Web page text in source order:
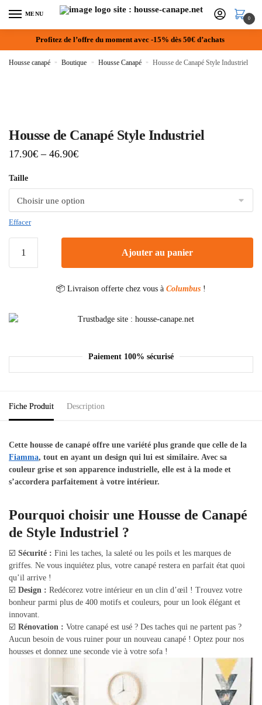
MENU
0
Profitez de l’offre du moment avec -15% dès 50€ d’achats
Housse canapé » Boutique » Housse Canapé » Housse de Canapé Style Industriel
Housse de Canapé Style Industriel
17.90€ – 46.90€
Taille
Effacer
Ajouter au panier
📦 Livraison offerte chez vous à Columbus !
Paiement 100% sécurisé
Fiche Produit Description
Cette housse de canapé offre une variété plus grande que celle de la
Fiamma, tout en ayant un design qui lui est similaire. Avec sa
couleur grise et son apparence industrielle, elle est à la mode et
s’accordera parfaitement à votre intérieur.
Pourquoi choisir une Housse de Canapé
de Style Industriel ?
☑️ Sécurité : Fini les taches, la saleté ou les poils et les marques de
griffes. Ne vous inquiétez plus, votre canapé restera en parfait état quoi
qu’il arrive !
☑️ Design : Redécorez votre intérieur en un clin d’œil ! Trouvez votre
bonheur parmi plus de 400 motifs et couleurs, pour un look élégant et
innovant.
☑️ Rénovation : Votre canapé est usé ? Des taches qui ne partent pas ?
Aucun besoin de vous ruiner pour un nouveau canapé ! Optez pour nos
housses et donnez une seconde vie à votre sofa !